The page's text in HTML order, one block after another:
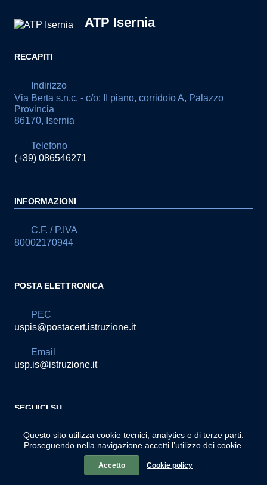
Questo sito utilizza cookie tecnici, analytics e di terze parti.
Proseguendo nella navigazione accetti l’utilizzo dei cookie.
Accetto Cookie policy
ATP Isernia
RECAPITI
Indirizzo
Via Berta s.n.c. - c/o: II piano, corridoio A, Palazzo
Provincia
86170, Isernia
Telefono
(+39) 086546271
INFORMAZIONI
C.F. / P.IVA
80002170944
POSTA ELETTRONICA
PEC
uspis@postacert.istruzione.it
Email
usp.is@istruzione.it
SEGUICI SU
Sezione Link Utili
Realizzato conWordPress | Tema grafico ItaliaWP2
| Basato sul Prototipo per siti PA di AgID
© 2021 - Designed bySOLUZIONI IT